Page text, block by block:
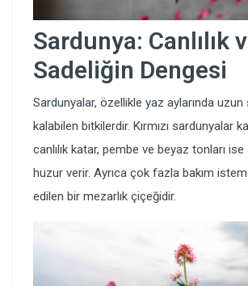
Sardunya: Canlılık
Sadeliğin Dengesi
Sardunyalar, özellikle yaz aylarında uzun
kalabilen bitkilerdir. Kırmızı sardunyalar
canlılık katar, pembe ve beyaz tonları
huzur verir. Ayrıca çok fazla bakım
edilen bir mezarlık çiçeğidir.